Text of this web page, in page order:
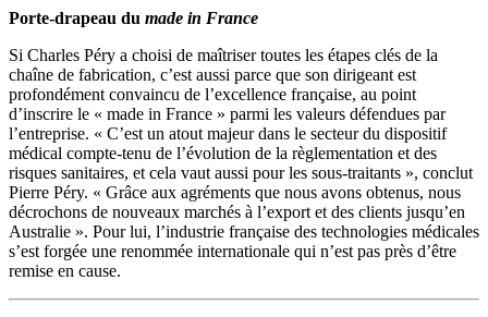
Porte-drapeau du made in France
Si Charles Péry a choisi de maîtriser toutes les étapes clés de la
chaîne de fabrication, c’est aussi parce que son dirigeant est
profondément convaincu de l’excellence française, au point
d’inscrire le « made in France » parmi les valeurs défendues par
l’entreprise. « C’est un atout majeur dans le secteur du dispositif
médical compte-tenu de l’évolution de la règlementation et des
risques sanitaires, et cela vaut aussi pour les sous-traitants », conclut
Pierre Péry. « Grâce aux agréments que nous avons obtenus, nous
décrochons de nouveaux marchés à l’export et des clients jusqu’en
Australie ». Pour lui, l’industrie française des technologies médicales
s’est forgée une renommée internationale qui n’est pas près d’être
remise en cause.